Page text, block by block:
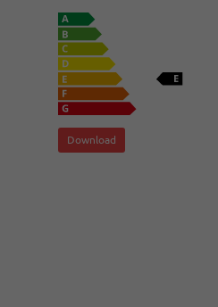
Download